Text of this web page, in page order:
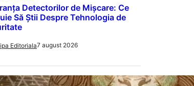
Detectorilor de Mișcare: Ce
Să Știi Despre Tehnologia de
Editoriala7 august 2026